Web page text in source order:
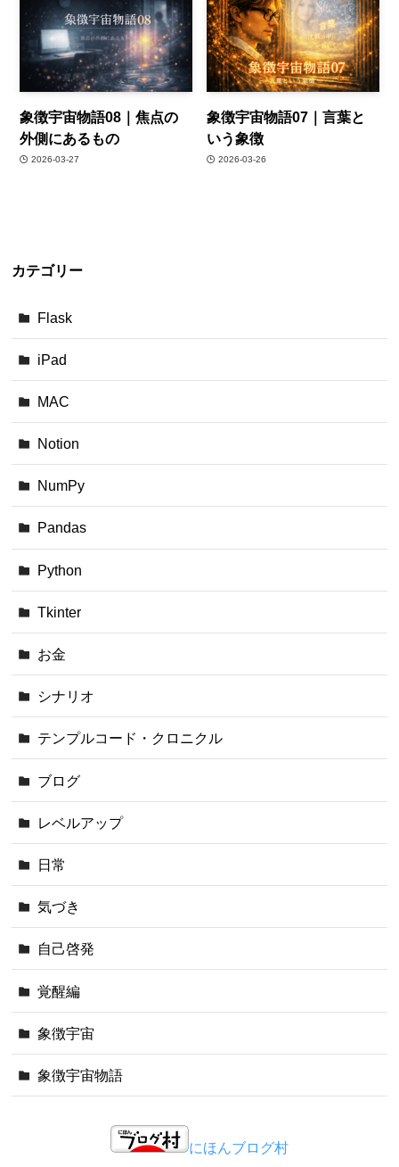
象徴宇宙物語08｜焦点の
外側にあるもの
2026-03-27
象徴宇宙物語07｜言葉と
いう象徴
2026-03-26
カテゴリー
Flask
iPad
MAC
Notion
NumPy
Pandas
Python
Tkinter
お金
シナリオ
テンプルコード・クロニクル
ブログ
レベルアップ
日常
気づき
自己啓発
覚醒編
象徴宇宙
象徴宇宙物語
にほんブログ村